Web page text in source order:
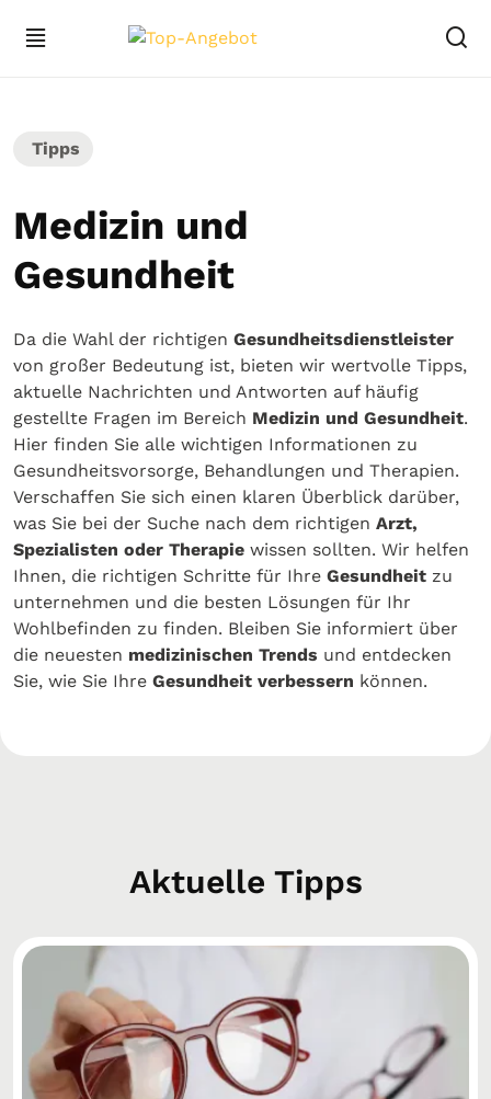
Tipps
Medizin und
Gesundheit
Da die Wahl der richtigen Gesundheitsdienstleister
von großer Bedeutung ist, bieten wir wertvolle Tipps,
aktuelle Nachrichten und Antworten auf häufig
gestellte Fragen im Bereich Medizin und Gesundheit.
Hier finden Sie alle wichtigen Informationen zu
Gesundheitsvorsorge, Behandlungen und Therapien.
Verschaffen Sie sich einen klaren Überblick darüber,
was Sie bei der Suche nach dem richtigen Arzt,
Spezialisten oder Therapie wissen sollten. Wir helfen
Ihnen, die richtigen Schritte für Ihre Gesundheit zu
unternehmen und die besten Lösungen für Ihr
Wohlbefinden zu finden. Bleiben Sie informiert über
die neuesten medizinischen Trends und entdecken
Sie, wie Sie Ihre Gesundheit verbessern können.
Aktuelle Tipps